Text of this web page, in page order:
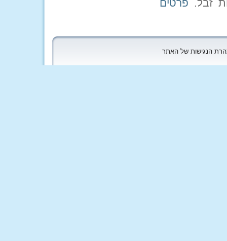
פרטים
הנגישות של האתר